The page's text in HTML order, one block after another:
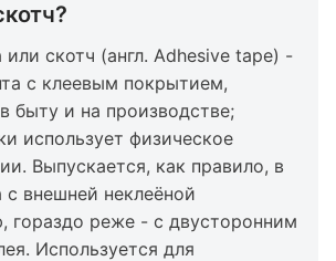
или скотч (англ. Adhesive tape) -
с клеевым покрытием,
быту и на производстве;
использует физическое
Выпускается, как правило, в
внешней неклеёной
гораздо реже - с двусторонним
Используется для